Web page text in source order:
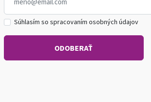
Súhlasím so spracovaním osobných údajov